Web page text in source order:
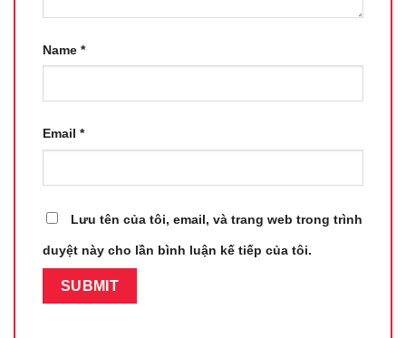
Name *
Email *
Lưu tên của tôi, email, và trang web trong trình
duyệt này cho lần bình luận kế tiếp của tôi.